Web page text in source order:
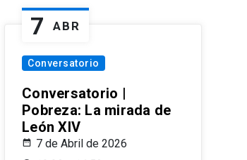
7 ABR
Conversatorio
Conversatorio |
Pobreza: La mirada de
León XIV
7 de Abril de 2026